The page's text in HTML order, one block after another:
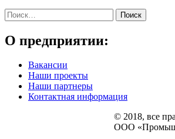
Найти:
О предприятии:
Вакансии
Наши проекты
Наши партнеры
Контактная информация
© 2018, все
ООО